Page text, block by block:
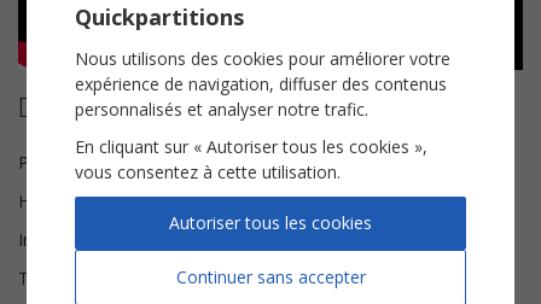
Détails de la partition
Paroles et Musique
Stevie Wonder
Harmonisation
Brice Legée
Instrumentation
Tonalité
Do♯ mineur
Quickpartitions
Nous utilisons des cookies pour améliorer votre
expérience de navigation, diffuser des contenus
personnalisés et analyser notre trafic.
En cliquant sur « Autoriser tous les cookies »,
vous consentez à cette utilisation.
Continuer sans accepter
Autoriser tous les cookies